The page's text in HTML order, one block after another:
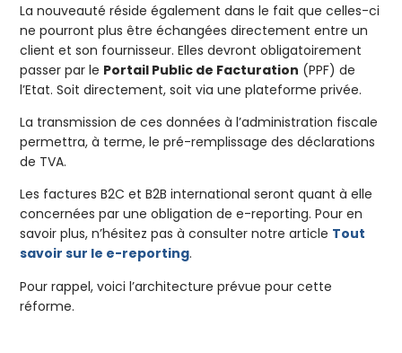
La nouveauté réside également dans le fait que celles-ci
ne pourront plus être échangées directement entre un
client et son fournisseur. Elles devront obligatoirement
passer par le Portail Public de Facturation (PPF) de
l’Etat. Soit directement, soit via une plateforme privée.
La transmission de ces données à l’administration fiscale
permettra, à terme, le pré-remplissage des déclarations
de TVA.
Les factures B2C et B2B international seront quant à elle
concernées par une obligation de e-reporting. Pour en
savoir plus, n’hésitez pas à consulter notre article Tout
savoir sur le e-reporting.
Pour rappel, voici l’architecture prévue pour cette
réforme.